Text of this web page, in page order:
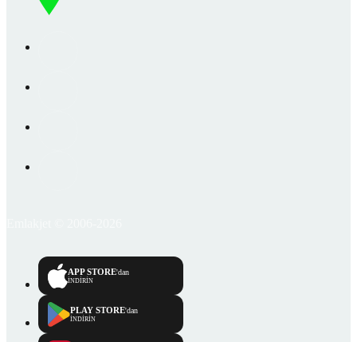
APP STORE'dan
İNDİRİN
PLAY STORE'dan
İNDİRİN